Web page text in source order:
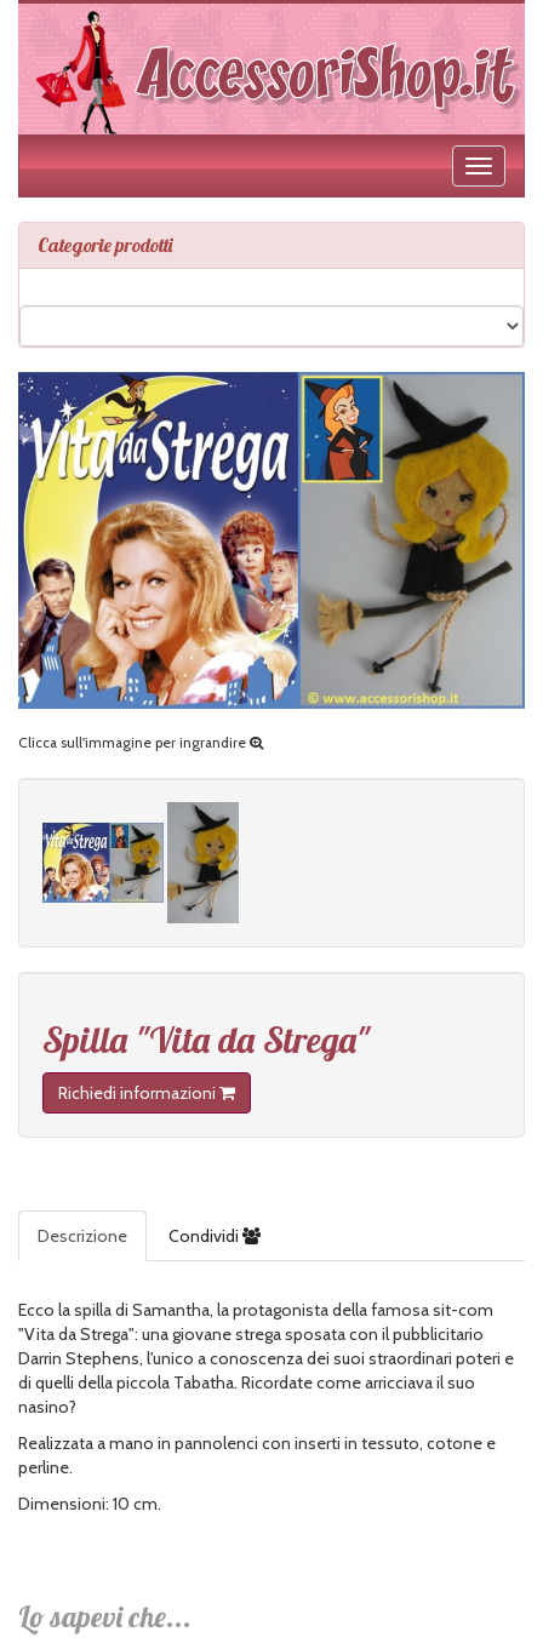
Toggle
Categorie prodotti
Clicca sull'immagine per ingrandire
Spilla "Vita da Strega"
Richiedi informazioni
Descrizione Condividi
Ecco la spilla di Samantha, la protagonista della famosa sit-com
"Vita da Strega": una giovane strega sposata con il pubblicitario
Darrin Stephens, l'unico a conoscenza dei suoi straordinari poteri e
di quelli della piccola Tabatha. Ricordate come arricciava il suo
nasino?
Realizzata a mano in pannolenci con inserti in tessuto, cotone e
perline.
Dimensioni: 10 cm.
Lo sapevi che...